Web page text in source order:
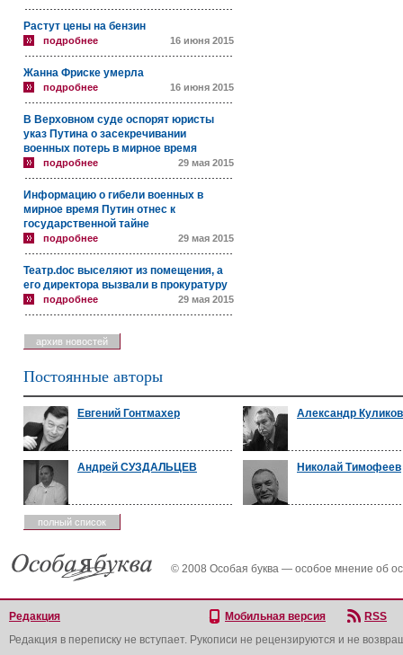
Растут цены на бензин
подробнее 16 июня 2015
Жанна Фриске умерла
подробнее 16 июня 2015
В Верховном суде оспорят юристы
указ Путина о засекречивании
военных потерь в мирное время
подробнее 29 мая 2015
Информацию о гибели военных в
мирное время Путин отнес к
государственной тайне
подробнее 29 мая 2015
Театр.doc выселяют из помещения, а
его директора вызвали в прокуратуру
подробнее 29 мая 2015
архив новостей
Постоянные авторы
Евгений Гонтмахер Александр Куликов
Андрей СУЗДАЛЬЦЕВ Николай Тимофеев
полный список
© 2008 Особая буква — особое мнение об
Редакция Мобильная версия
RSS
Редакция в переписку не вступает. Рукописи не рецензируются и не